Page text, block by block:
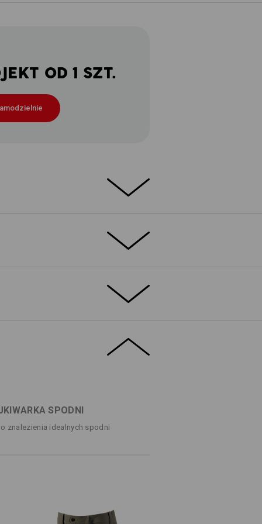
OD 1 SZT.
chłodzący, szybkoschnący,
dla wszystkich osób podróżujących,
dla tych, którzy w pracy muszą być
niezawodny komfort w
w modnym stylu outdoorowym
sznurkowym
z siatki
z wewnętrzną kieszonką z siateczki
schowany: kieszeń na telefon
i zapewnia łatwy dostęp do
SPODNI
znalezienia idealnych spodni